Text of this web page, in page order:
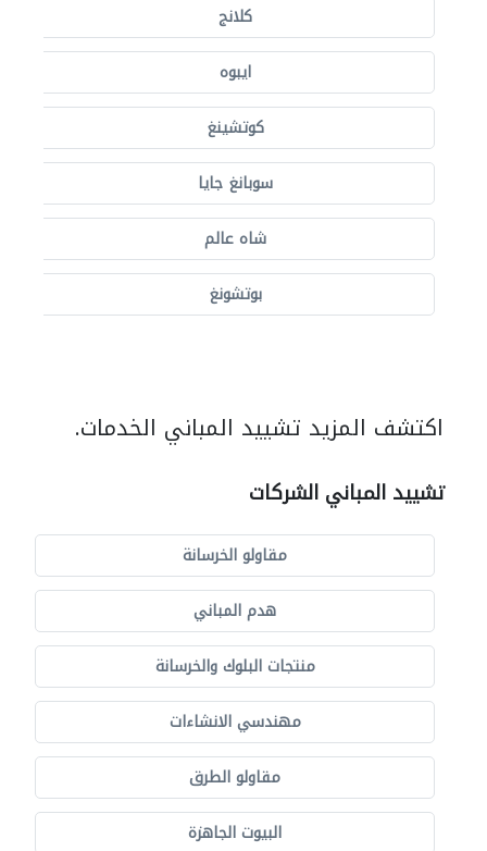
كلانج
ايبوه
كوتشينغ
سوبانغ جايا
شاه عالم
بوتشونغ
اكتشف المزيد تشييد المباني الخدمات.
تشييد المباني الشركات
مقاولو الخرسانة
هدم المباني
منتجات البلوك والخرسانة
مهندسي الانشاءات
مقاولو الطرق
البيوت الجاهزة